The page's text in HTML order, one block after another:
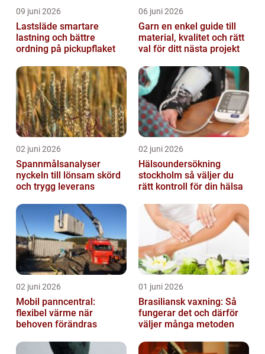
09 juni 2026
Lastsläde smartare
lastning och bättre
ordning på pickupflaket
06 juni 2026
Garn en enkel guide till
material, kvalitet och rätt
val för ditt nästa projekt
02 juni 2026
Spannmålsanalyser
nyckeln till lönsam skörd
och trygg leverans
02 juni 2026
Hälsoundersökning
stockholm så väljer du
rätt kontroll för din hälsa
02 juni 2026
Mobil panncentral:
flexibel värme när
behoven förändras
01 juni 2026
Brasiliansk vaxning: Så
fungerar det och därför
väljer många metoden